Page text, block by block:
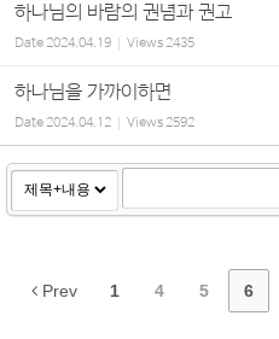
하나님의 바람의 권념과 권고
Date2024.04.19 Views2435
하나님을 가까이하면
Date2024.04.12 Views2592
Prev 1 4 5 6